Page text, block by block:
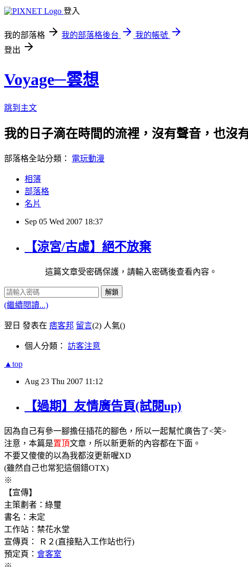
登入
我的部落格 我的部落格後台
我的帳號
登出
Voyage─雲想
跳到主文
我的日子滴在時間的流裡，沒有聲音，也沒
部落格全站分類： 電玩動漫
相簿
部落格
名片
Sep 05 Wed 2007 18:37
【涼宮/古虛】絕不放棄
這篇文章受密碼保護，請輸入密碼後查看內容。
解鎖
(繼續閱讀...)
翌日 發表在 痞客邦 留言(2) 人氣()
個人分類： 訪客注意
▲top
Aug 23 Thu 2007 11:12
【過期】友情廣告頁(試閱up)
因為自己有參一腳擔任插花的腳色，所以一起幫忙廣告了<笑>
注意，本篇是置頂文章，所以新更新的內容都在下面。
不要又傻傻的以為我都沒更新喔XD
(雖然自己也常犯這個錯OTX)
※
【宣傳】
主策劃者：綠璽
書名：未定
工作站：禁花水堂
宣傳頁： Ｒ２(直接點入工作站也行)
預定頁： 會客室